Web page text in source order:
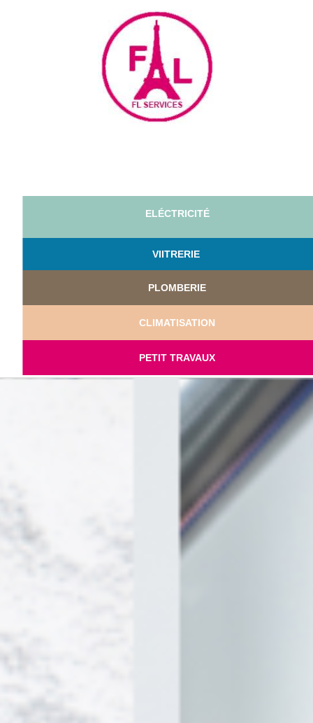
ELÉCTRICITÉ
VIITRERIE
PLOMBERIE
CLIMATISATION
PETIT TRAVAUX